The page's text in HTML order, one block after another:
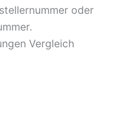
oder
Vergleich